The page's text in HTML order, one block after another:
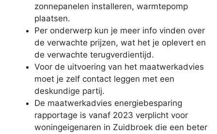
zonnepanelen installeren, warmtepomp
plaatsen.
Per onderwerp kun je meer info vinden over
de verwachte prijzen, wat het je oplevert en
de verwachte terugverdientijd.
Voor de uitvoering van het maatwerkadvies
moet je zelf contact leggen met een
deskundige partij.
De maatwerkadvies energiebesparing
rapportage is vanaf 2023 verplicht voor
woningeigenaren in Zuidbroek die een beter